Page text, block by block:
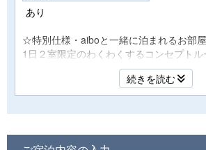
あり
☆特別仕様・aiboと一緒に泊まれるお部
1日２室限定のわくわくするコンセプト
のaiboと一緒に記念旅行♪
幸田町と関わりのあるエアウィーヴを使
意しております。
【ご注意】
予めご了承下さいませ。
続きを読む